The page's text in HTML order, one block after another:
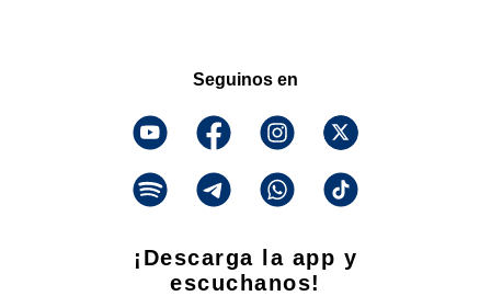
Seguinos en
¡Descarga la app y
escuchanos!